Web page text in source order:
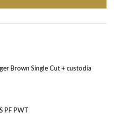
Brown Single Cut + custodia
PF PWT